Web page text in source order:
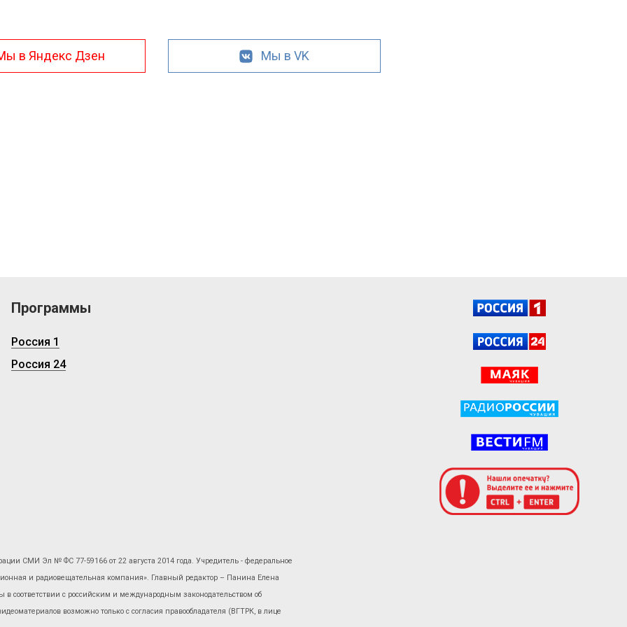
в Яндекс Дзен Мы в VK
Программы
Россия 1
Россия 24
СМИ Эл № ФС 77-59166 от 22 августа 2014 года. Учредитель - федеральное
и радиовещательная компания». Главный редактор – Панина Елена
с российским и международным законодательством об
возможно только с согласия правообладателя (ВГТРК, в лице